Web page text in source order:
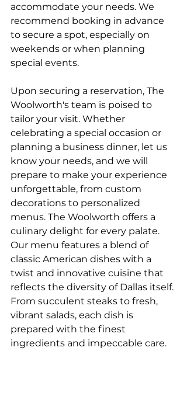
accommodate your needs. We
recommend booking in advance
to secure a spot, especially on
weekends or when planning
special events.
Upon securing a reservation, The
Woolworth's team is poised to
tailor your visit. Whether
celebrating a special occasion or
planning a business dinner, let us
know your needs, and we will
prepare to make your experience
unforgettable, from custom
decorations to personalized
menus. The Woolworth offers a
culinary delight for every palate.
Our menu features a blend of
classic American dishes with a
twist and innovative cuisine that
reflects the diversity of Dallas itself.
From succulent steaks to fresh,
vibrant salads, each dish is
prepared with the finest
ingredients and impeccable care.